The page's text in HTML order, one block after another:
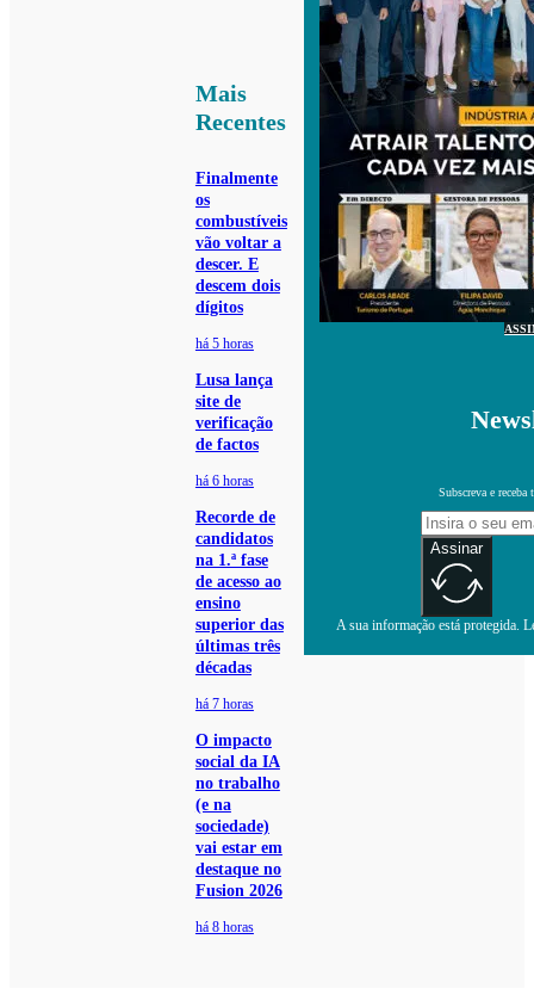
Mais
Recentes
Finalmente
os
combustíveis
vão voltar a
descer. E
descem dois
dígitos
há 5 horas
Lusa lança
site de
verificação
de factos
há 6 horas
Recorde de
candidatos
na 1.ª fase
de acesso ao
ensino
superior das
últimas três
décadas
há 7 horas
O impacto
social da IA
no trabalho
(e na
sociedade)
vai estar em
destaque no
Fusion 2026
há 8 horas
Subscreva e receba
Assinar
A sua informação está protegida.